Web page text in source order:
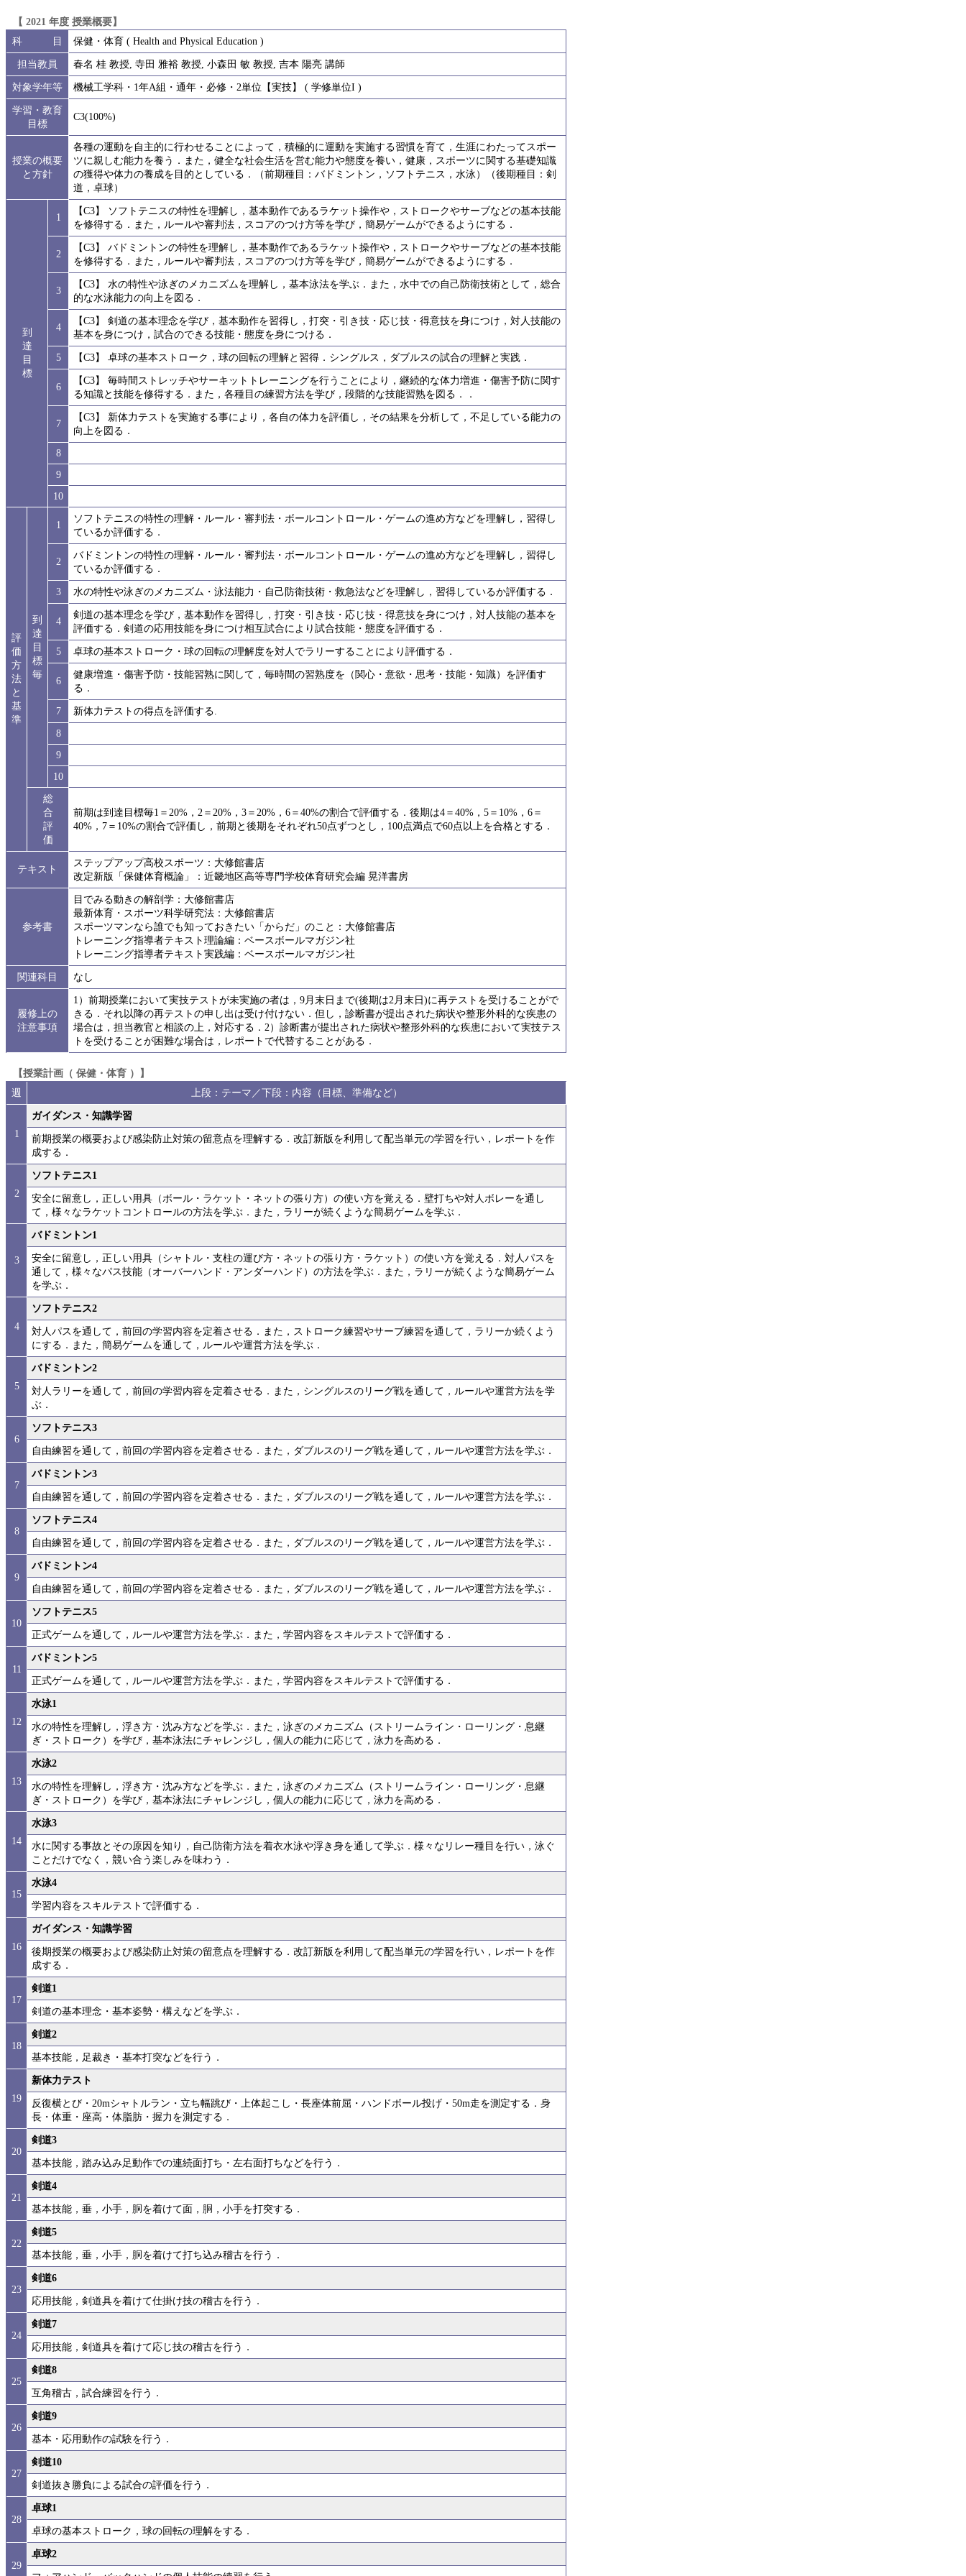
【 2021 年度 授業概要】
科 目
保健・体育 ( Health and Physical Education )
担当教員
春名 桂 教授, 寺田 雅裕 教授, 小森田 敏 教授, 吉本 陽亮 講師
対象学年等
機械工学科・1年A組・通年・必修・2単位【実技】 ( 学修単位I )
学習・教育
目標
C3(100%)
授業の概要
と方針
各種の運動を自主的に行わせることによって，積極的に運動を実施する習慣を育て，生涯にわたってスポー
ツに親しむ能力を養う．また，健全な社会生活を営む能力や態度を養い，健康，スポーツに関する基礎知識
の獲得や体力の養成を目的としている．（前期種目：バドミントン，ソフトテニス，水泳）（後期種目：剣
道，卓球）
到
達
目
標
1
【C3】 ソフトテニスの特性を理解し，基本動作であるラケット操作や，ストロークやサーブなどの基本技能
を修得する．また，ルールや審判法，スコアのつけ方等を学び，簡易ゲームができるようにする．
2
【C3】 バドミントンの特性を理解し，基本動作であるラケット操作や，ストロークやサーブなどの基本技能
を修得する．また，ルールや審判法，スコアのつけ方等を学び，簡易ゲームができるようにする．
3
【C3】 水の特性や泳ぎのメカニズムを理解し，基本泳法を学ぶ．また，水中での自己防衛技術として，総合
的な水泳能力の向上を図る．
4
【C3】 剣道の基本理念を学び，基本動作を習得し，打突・引き技・応じ技・得意技を身につけ，対人技能の
基本を身につけ，試合のできる技能・態度を身につける．
5
【C3】 卓球の基本ストローク，球の回転の理解と習得．シングルス，ダブルスの試合の理解と実践．
6
【C3】 毎時間ストレッチやサーキットトレーニングを行うことにより，継続的な体力増進・傷害予防に関す
る知識と技能を修得する．また，各種目の練習方法を学び，段階的な技能習熟を図る．．
7
【C3】 新体力テストを実施する事により，各自の体力を評価し，その結果を分析して，不足している能力の
向上を図る．
8
9
10
評
価
方
法
と
基
準
到
達
目
標
毎
1
ソフトテニスの特性の理解・ルール・審判法・ボールコントロール・ゲームの進め方などを理解し，習得し
ているか評価する．
2
バドミントンの特性の理解・ルール・審判法・ボールコントロール・ゲームの進め方などを理解し，習得し
ているか評価する．
3
水の特性や泳ぎのメカニズム・泳法能力・自己防衛技術・救急法などを理解し，習得しているか評価する．
4
剣道の基本理念を学び，基本動作を習得し，打突・引き技・応じ技・得意技を身につけ，対人技能の基本を
評価する．剣道の応用技能を身につけ相互試合により試合技能・態度を評価する．
5
卓球の基本ストローク・球の回転の理解度を対人でラリーすることにより評価する．
6
健康増進・傷害予防・技能習熟に関して，毎時間の習熟度を（関心・意欲・思考・技能・知識）を評価す
る．
7
新体力テストの得点を評価する.
8
9
10
総
合
評
価
前期は到達目標毎1＝20%，2＝20%，3＝20%，6＝40%の割合で評価する．後期は4＝40%，5＝10%，6＝
40%，7＝10%の割合で評価し，前期と後期をそれぞれ50点ずつとし，100点満点で60点以上を合格とする．
テキスト
ステップアップ高校スポーツ：大修館書店
改定新版「保健体育概論」：近畿地区高等専門学校体育研究会編 晃洋書房
参考書
目でみる動きの解剖学：大修館書店
最新体育・スポーツ科学研究法：大修館書店
スポーツマンなら誰でも知っておきたい「からだ」のこと：大修館書店
トレーニング指導者テキスト理論編：ベースボールマガジン社
トレーニング指導者テキスト実践編：ベースボールマガジン社
関連科目
なし
履修上の
注意事項
1）前期授業において実技テストが未実施の者は，9月末日まで(後期は2月末日)に再テストを受けることがで
きる．それ以降の再テストの申し出は受け付けない．但し，診断書が提出された病状や整形外科的な疾患の
場合は，担当教官と相談の上，対応する．2）診断書が提出された病状や整形外科的な疾患において実技テス
トを受けることが困難な場合は，レポートで代替することがある．
【授業計画（ 保健・体育 ）】
週
上段：テーマ／下段：内容（目標、準備など）
1
ガイダンス・知識学習
前期授業の概要および感染防止対策の留意点を理解する．改訂新版を利用して配当単元の学習を行い，レポートを作
成する．
2
ソフトテニス1
安全に留意し，正しい用具（ボール・ラケット・ネットの張り方）の使い方を覚える．壁打ちや対人ボレーを通し
て，様々なラケットコントロールの方法を学ぶ．また，ラリーが続くような簡易ゲームを学ぶ．
3
バドミントン1
安全に留意し，正しい用具（シャトル・支柱の運び方・ネットの張り方・ラケット）の使い方を覚える．対人パスを
通して，様々なパス技能（オーバーハンド・アンダーハンド）の方法を学ぶ．また，ラリーが続くような簡易ゲーム
を学ぶ．
4
ソフトテニス2
対人パスを通して，前回の学習内容を定着させる．また，ストローク練習やサーブ練習を通して，ラリーか続くよう
にする．また，簡易ゲームを通して，ルールや運営方法を学ぶ．
5
バドミントン2
対人ラリーを通して，前回の学習内容を定着させる．また，シングルスのリーグ戦を通して，ルールや運営方法を学
ぶ．
6
ソフトテニス3
自由練習を通して，前回の学習内容を定着させる．また，ダブルスのリーグ戦を通して，ルールや運営方法を学ぶ．
7
バドミントン3
自由練習を通して，前回の学習内容を定着させる．また，ダブルスのリーグ戦を通して，ルールや運営方法を学ぶ．
8
ソフトテニス4
自由練習を通して，前回の学習内容を定着させる．また，ダブルスのリーグ戦を通して，ルールや運営方法を学ぶ．
9
バドミントン4
自由練習を通して，前回の学習内容を定着させる．また，ダブルスのリーグ戦を通して，ルールや運営方法を学ぶ．
10
ソフトテニス5
正式ゲームを通して，ルールや運営方法を学ぶ．また，学習内容をスキルテストで評価する．
11
バドミントン5
正式ゲームを通して，ルールや運営方法を学ぶ．また，学習内容をスキルテストで評価する．
12
水泳1
水の特性を理解し，浮き方・沈み方などを学ぶ．また，泳ぎのメカニズム（ストリームライン・ローリング・息継
ぎ・ストローク）を学び，基本泳法にチャレンジし，個人の能力に応じて，泳力を高める．
13
水泳2
水の特性を理解し，浮き方・沈み方などを学ぶ．また，泳ぎのメカニズム（ストリームライン・ローリング・息継
ぎ・ストローク）を学び，基本泳法にチャレンジし，個人の能力に応じて，泳力を高める．
14
水泳3
水に関する事故とその原因を知り，自己防衛方法を着衣水泳や浮き身を通して学ぶ．様々なリレー種目を行い，泳ぐ
ことだけでなく，競い合う楽しみを味わう．
15
水泳4
学習内容をスキルテストで評価する．
16
ガイダンス・知識学習
後期授業の概要および感染防止対策の留意点を理解する．改訂新版を利用して配当単元の学習を行い，レポートを作
成する．
17
剣道1
剣道の基本理念・基本姿勢・構えなどを学ぶ．
18
剣道2
基本技能，足裁き・基本打突などを行う．
19
新体力テスト
反復横とび・20mシャトルラン・立ち幅跳び・上体起こし・長座体前屈・ハンドボール投げ・50m走を測定する．身
長・体重・座高・体脂肪・握力を測定する．
20
剣道3
基本技能，踏み込み足動作での連続面打ち・左右面打ちなどを行う．
21
剣道4
基本技能，垂，小手，胴を着けて面，胴，小手を打突する．
22
剣道5
基本技能，垂，小手，胴を着けて打ち込み稽古を行う．
23
剣道6
応用技能，剣道具を着けて仕掛け技の稽古を行う．
24
剣道7
応用技能，剣道具を着けて応じ技の稽古を行う．
25
剣道8
互角稽古，試合練習を行う．
26
剣道9
基本・応用動作の試験を行う．
27
剣道10
剣道抜き勝負による試合の評価を行う．
28
卓球1
卓球の基本ストローク，球の回転の理解をする．
29
卓球2